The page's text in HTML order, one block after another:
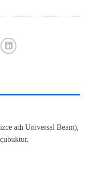
adı Universal Beam),